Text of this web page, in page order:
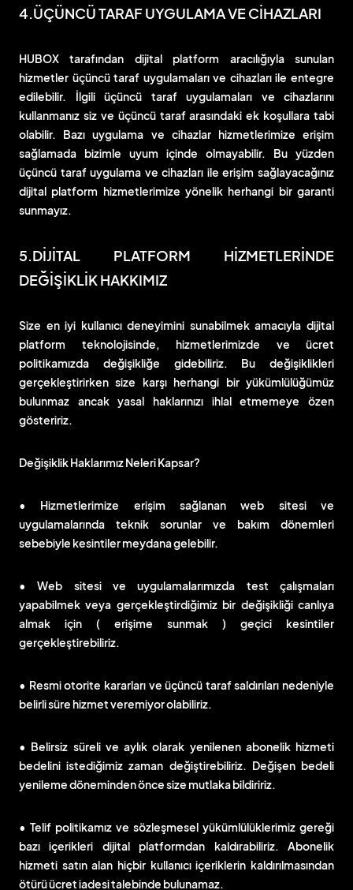
4.ÜÇÜNCÜ TARAF UYGULAMA VE CİHAZLARI
HUBOX tarafından dijital platform aracılığıyla sunulan
hizmetler üçüncü taraf uygulamaları ve cihazları ile entegre
edilebilir. İlgili üçüncü taraf uygulamaları ve cihazlarını
kullanmanız siz ve üçüncü taraf arasındaki ek koşullara tabi
olabilir. Bazı uygulama ve cihazlar hizmetlerimize erişim
sağlamada bizimle uyum içinde olmayabilir. Bu yüzden
üçüncü taraf uygulama ve cihazları ile erişim sağlayacağınız
dijital platform hizmetlerimize yönelik herhangi bir garanti
sunmayız.
5.DİJİTAL PLATFORM HİZMETLERİNDE
DEĞİŞİKLİK HAKKIMIZ
Size en iyi kullanıcı deneyimini sunabilmek amacıyla dijital
platform teknolojisinde, hizmetlerimizde ve ücret
politikamızda değişikliğe gidebiliriz. Bu değişiklikleri
gerçekleştirirken size karşı herhangi bir yükümlülüğümüz
bulunmaz ancak yasal haklarınızı ihlal etmemeye özen
gösteririz.
Değişiklik Haklarımız Neleri Kapsar?
• Hizmetlerimize erişim sağlanan web sitesi ve
uygulamalarında teknik sorunlar ve bakım dönemleri
sebebiyle kesintiler meydana gelebilir.
• Web sitesi ve uygulamalarımızda test çalışmaları
yapabilmek veya gerçekleştirdiğimiz bir değişikliği canlıya
almak için ( erişime sunmak ) geçici kesintiler
gerçekleştirebiliriz.
• Resmi otorite kararları ve üçüncü taraf saldırıları nedeniyle
belirli süre hizmet veremiyor olabiliriz.
• Belirsiz süreli ve aylık olarak yenilenen abonelik hizmeti
bedelini istediğimiz zaman değiştirebiliriz. Değişen bedeli
yenileme döneminden önce size mutlaka bildiririz.
• Telif politikamız ve sözleşmesel yükümlülüklerimiz gereği
bazı içerikleri dijital platformdan kaldırabiliriz. Abonelik
hizmeti satın alan hiçbir kullanıcı içeriklerin kaldırılmasından
ötürü ücret iadesi talebinde bulunamaz.